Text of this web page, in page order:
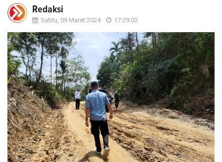
Redaksi
Sabtu, 09 Maret 2024 17:29:02